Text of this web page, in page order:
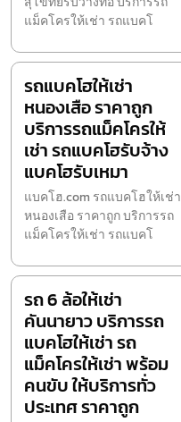
แม็คโครให้เช่า รถแบคโ
รถแบคโฮให้เช่า
หนองเสือ ราคาถูก
บริการรถแม็คโครให้
เช่า รถแบคโฮรับจ้าง
แบคโฮรับเหมา
แบคโฮ.com รถแบคโฮให้เช่า
หนองเสือ ราคาถูก บริการรถ
แม็คโครให้เช่า รถแบคโ
รถ 6 ล้อให้เช่า
คันนายาว บริการรถ
แบคโฮให้เช่า รถ
แม็คโครให้เช่า พร้อม
คนขับ ให้บริการทั่ว
ประเทศ ราคาถูก